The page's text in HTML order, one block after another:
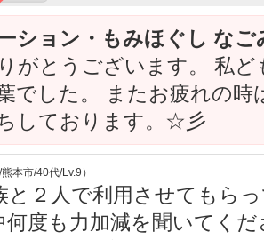
ション・もみほぐし なご
がとうございます。 私
でした。 またお疲れの時
しております。☆彡
本市/40代/Lv.9）
と２人で利用させてもら
何度も力加減を聞いてく